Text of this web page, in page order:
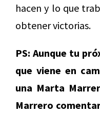
hacen y lo que
obtener victorias.
PS: Aunque tu
que viene en
una Marta
Marrero